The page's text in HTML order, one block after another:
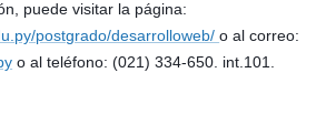
postgrado/desarrolloweb/
o al teléfono: (021) 334-650. int.101.